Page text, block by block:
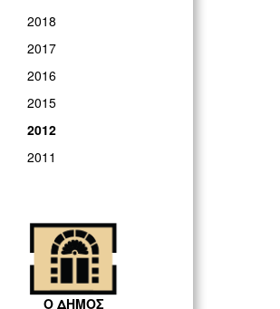
2018
2017
2016
2015
2012
2011
Ο ΔΗΜΟΣ